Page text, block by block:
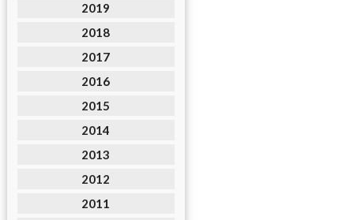
2019
2018
2017
2016
2015
2014
2013
2012
2011